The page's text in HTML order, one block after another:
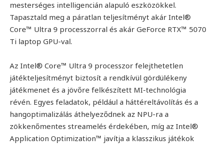
mesterséges intelligencián alapuló eszközökkel.
Tapasztald meg a páratlan teljesítményt akár Intel®
Core™ Ultra 9 processzorral és akár GeForce RTX™ 5070
Ti laptop GPU-val.
Az Intel® Core™ Ultra 9 processzor felejthetetlen
játékteljesítményt biztosít a rendkívül gördülékeny
játékmenet és a jövőre felkészített MI-technológia
révén. Egyes feladatok, például a háttéreltávolítás és a
hangoptimalizálás áthelyeződnek az NPU-ra a
zökkenőmentes streamelés érdekében, míg az Intel®
Application Optimization™ javítja a klasszikus játékok